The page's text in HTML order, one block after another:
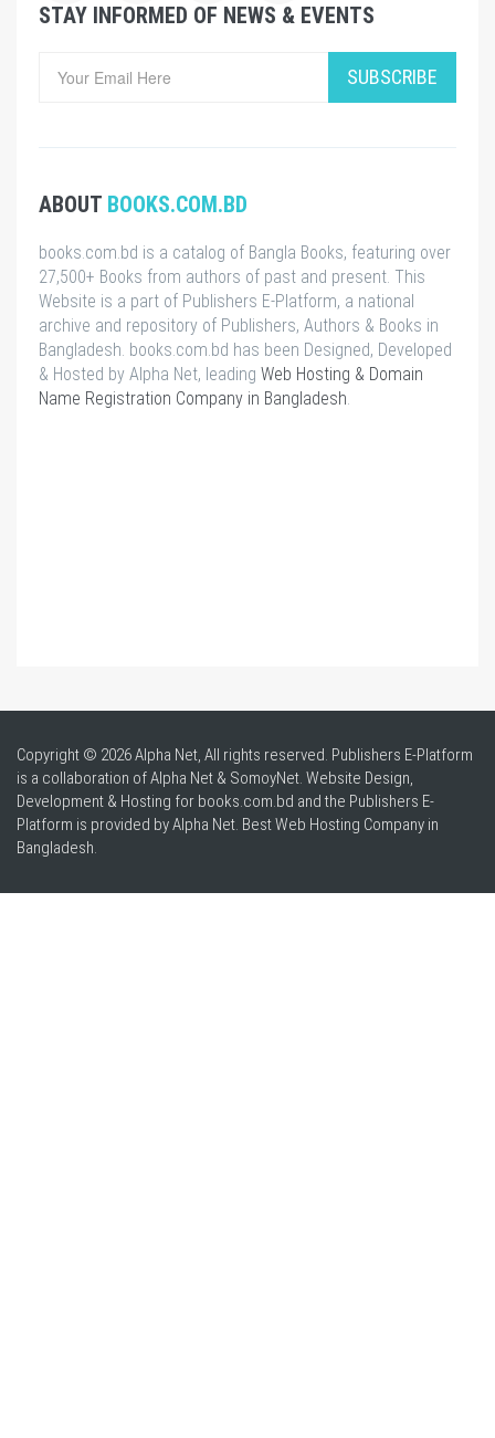
STAY INFORMED OF NEWS & EVENTS
SUBSCRIBE
ABOUT BOOKS.COM.BD
books.com.bd is a catalog of Bangla Books, featuring over
27,500+ Books from authors of past and present. This
Website is a part of Publishers E-Platform, a national
archive and repository of Publishers, Authors & Books in
Bangladesh. books.com.bd has been Designed, Developed
& Hosted by Alpha Net, leading Web Hosting & Domain
Name Registration Company in Bangladesh.
Copyright © 2026 Alpha Net, All rights reserved. Publishers E-Platform
is a collaboration of Alpha Net & SomoyNet. Website Design,
Development & Hosting for books.com.bd and the Publishers E-
Platform is provided by Alpha Net. BestWeb Hosting Company in
Bangladesh.